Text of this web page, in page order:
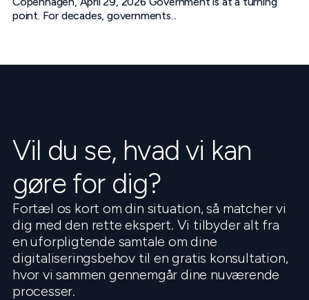
point. For decades, governments...
Vil du se, hvad vi kan
gøre for dig?
Fortæl os kort om din situation, så matcher vi
dig med den rette ekspert. Vi tilbyder alt fra
en uforpligtende samtale om dine
digitaliseringsbehov til en gratis konsultation,
hvor vi sammen gennemgår dine nuværende
processer.